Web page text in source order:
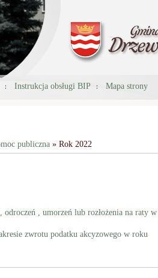
Instrukcja obsługi BIP
Mapa strony
publiczna» Rok 2022
, umorzeń lub rozłożenia na raty w
zwrotu podatku akcyzowego w roku